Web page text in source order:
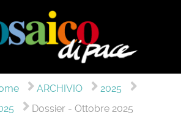
ARCHIVIO
2025
Dossier - Ottobre 2025